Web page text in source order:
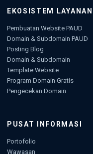
EKOSISTEM LAYANAN
Pembuatan Website PAUD
Domain & Subdomain PAUD
Posting Blog
Domain & Subdomain
Template Website
Program Domain Gratis
Pengecekan Domain
PUSAT INFORMASI
Portofolio
Wawasan